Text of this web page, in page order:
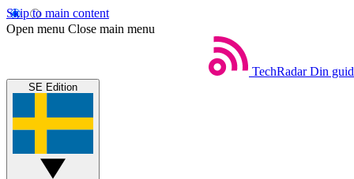
Skip to main content
Open menu Close main menu
TechRadar Din
SE Edition